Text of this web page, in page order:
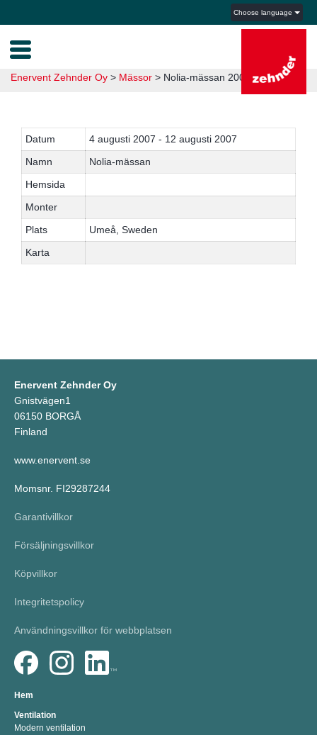
Choose language
Enervent Zehnder Oy > Mässor > Nolia-mässan 2007
Datum
4 augusti 2007 - 12 augusti 2007
Namn
Nolia-mässan
Hemsida
Monter
Plats
Umeå, Sweden
Karta
Enervent Zehnder Oy
Gnistvägen1
06150 BORGÅ
Finland
www.enervent.se
Momsnr. FI29287244
Garantivillkor
Försäljningsvillkor
Köpvillkor
Integritetspolicy
Användningsvillkor för webbplatsen
Hem
Ventilation
Modern ventilation